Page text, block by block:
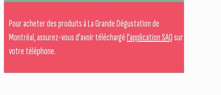
Pour acheter des produits à La Grande Dégustation de
Montréal, assurez-vous d'avoir téléchargél'application SAQsur
votre téléphone.